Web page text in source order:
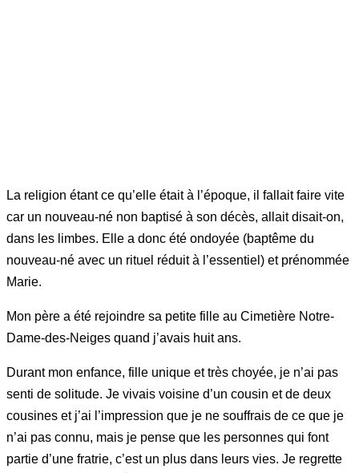
La religion étant ce qu’elle était à l’époque, il fallait faire vite
car un nouveau-né non baptisé à son décès, allait disait-on,
dans les limbes. Elle a donc été ondoyée (baptême du
nouveau-né avec un rituel réduit à l’essentiel) et prénommée
Marie.
Mon père a été rejoindre sa petite fille au Cimetière Notre-
Dame-des-Neiges quand j’avais huit ans.
Durant mon enfance, fille unique et très choyée, je n’ai pas
senti de solitude. Je vivais voisine d’un cousin et de deux
cousines et j’ai l’impression que je ne souffrais de ce que je
n’ai pas connu, mais je pense que les personnes qui font
partie d’une fratrie, c’est un plus dans leurs vies. Je regrette